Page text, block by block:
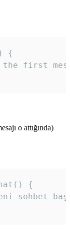
{
first
o attığında)
{
sohbet